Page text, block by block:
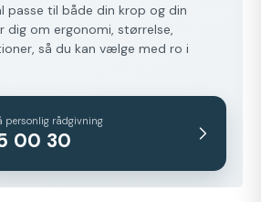
passe til både din krop og din
dig om ergonomi, størrelse,
så du kan vælge med ro i
personlig rådgivning
00 30